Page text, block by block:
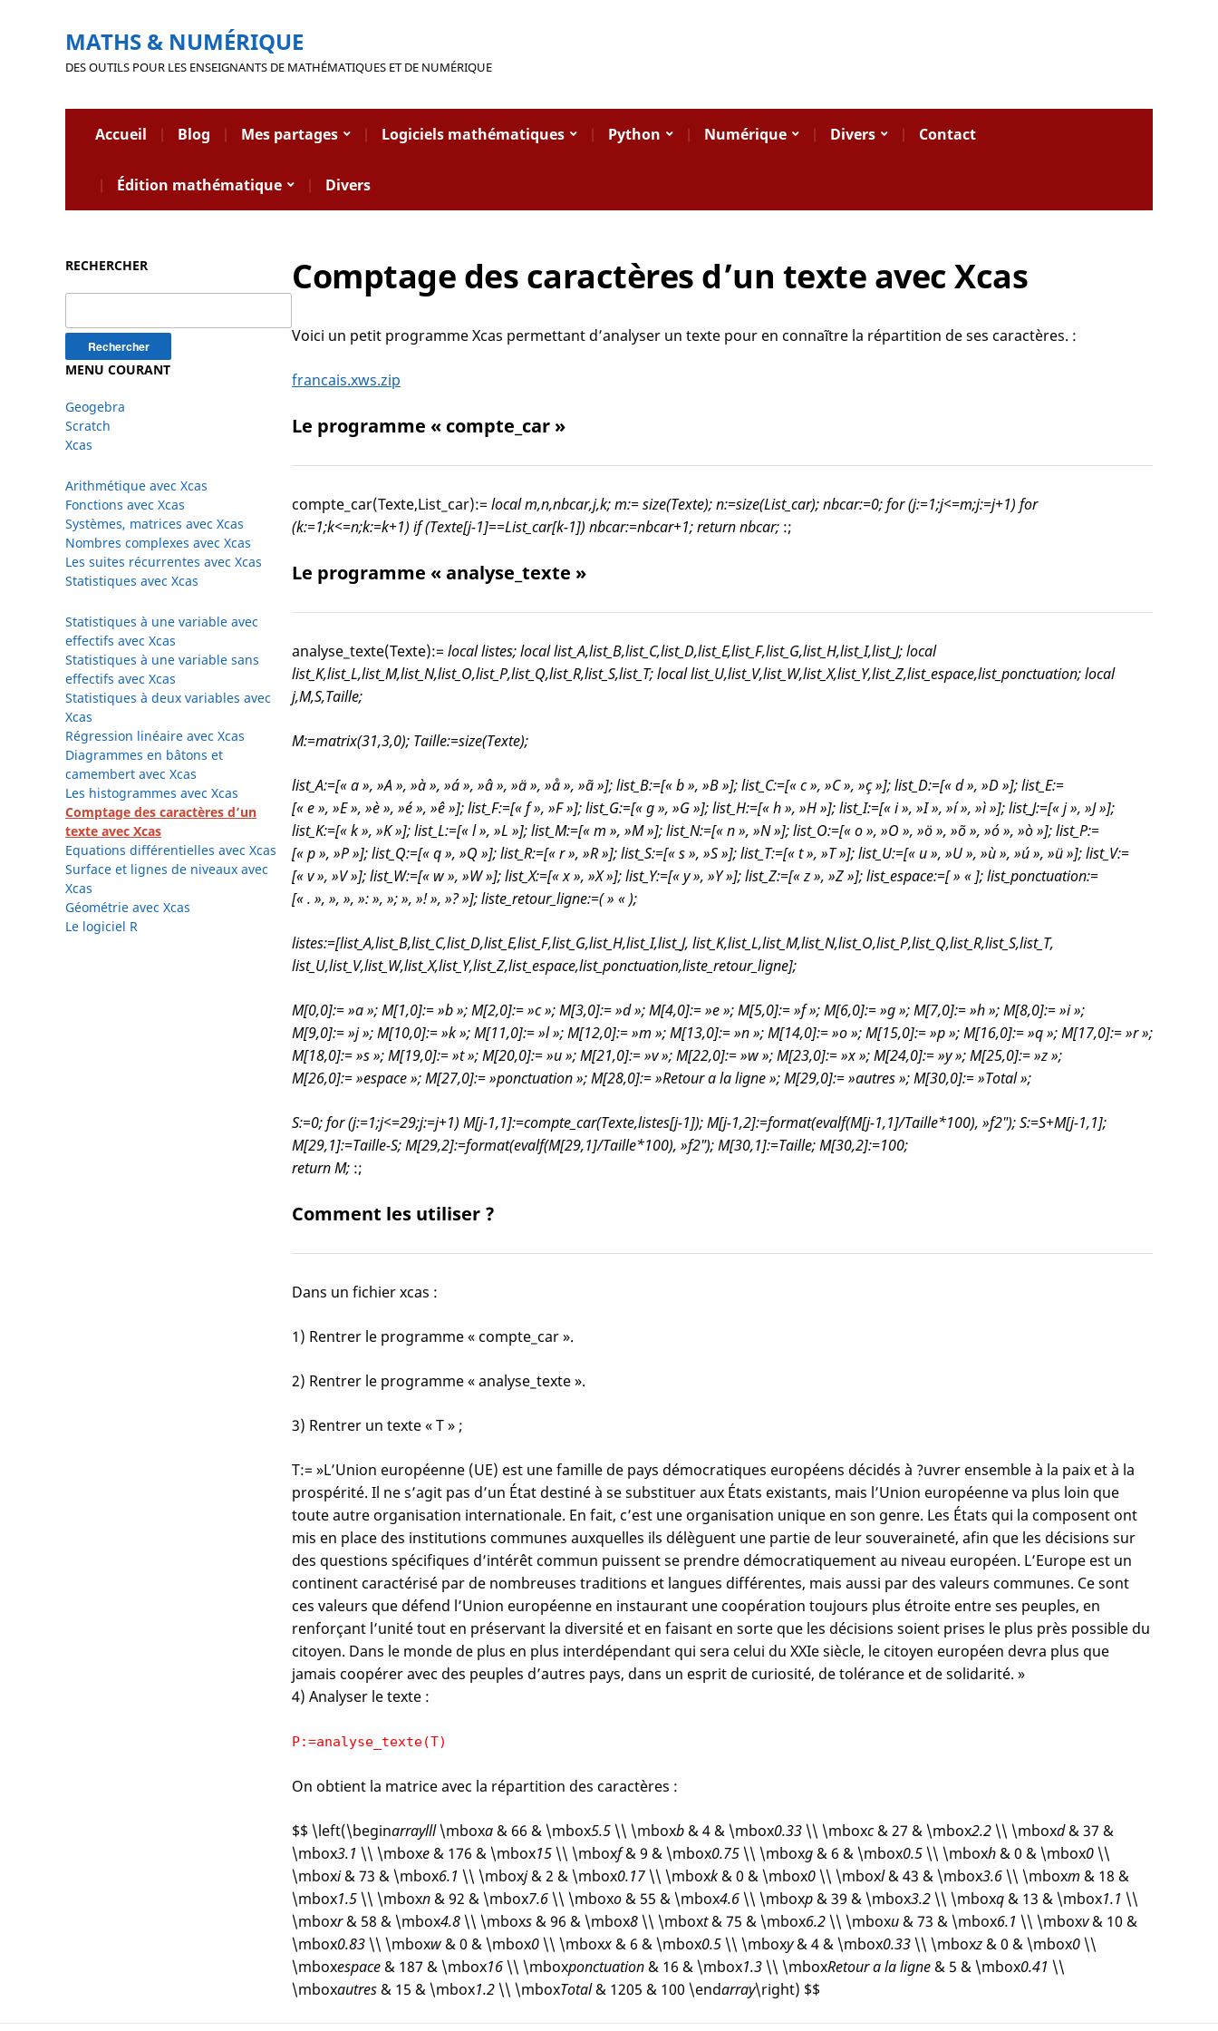
MATHS & NUMÉRIQUE
DES OUTILS POUR LES ENSEIGNANTS DE MATHÉMATIQUES ET DE NUMÉRIQUE
Accueil Blog Mes partages Logiciels mathématiques Python Numérique Divers Contact
Édition mathématique Divers
RECHERCHER
MENU COURANT
Geogebra
Scratch
Xcas
Arithmétique avec Xcas
Fonctions avec Xcas
Systèmes, matrices avec Xcas
Nombres complexes avec Xcas
Les suites récurrentes avec Xcas
Statistiques avec Xcas
Statistiques à une variable avec
effectifs avec Xcas
Statistiques à une variable sans
effectifs avec Xcas
Statistiques à deux variables avec
Xcas
Régression linéaire avec Xcas
Diagrammes en bâtons et
camembert avec Xcas
Les histogrammes avec Xcas
Comptage des caractères d’un
texte avec Xcas
Equations différentielles avec Xcas
Surface et lignes de niveaux avec
Xcas
Géométrie avec Xcas
Le logiciel R
Comptage des caractères d’un texte avec Xcas
Voici un petit programme Xcas permettant d’analyser un texte pour en connaĩtre la répartition de ses caractères. :
francais.xws.zip
Le programme « compte_car »
compte_car(Texte,List_car):= local m,n,nbcar,j,k; m:= size(Texte); n:=size(List_car); nbcar:=0; for (j:=1;j<=m;j:=j+1) for
(k:=1;k<=n;k:=k+1) if (Texte[j-1]==List_car[k-1]) nbcar:=nbcar+1;return nbcar; :;
Le programme « analyse_texte »
analyse_texte(Texte):= local listes; local list_A,list_B,list_C,list_D,list_E,list_F,list_G,list_H,list_I,list_J; local
list_K,list_L,list_M,list_N,list_O,list_P,list_Q,list_R,list_S,list_T; local list_U,list_V,list_W,list_X,list_Y,list_Z,list_espace,list_ponctuation; local
j,M,S,Taille;
M:=matrix(31,3,0); Taille:=size(Texte);
list_A:=[« a », »A », »à », »á », »â », »ä », »å », »ã »]; list_B:=[« b », »B »]; list_C:=[« c », »C », »ç »]; list_D:=[« d », »D »]; list_E:=
[« e », »E », »è », »é », »ê »]; list_F:=[« f », »F »]; list_G:=[« g », »G »]; list_H:=[« h », »H »]; list_I:=[« i », »I », »í », »ì »]; list_J:=[« j », »J »];
list_K:=[« k », »K »]; list_L:=[« l », »L »]; list_M:=[« m », »M »]; list_N:=[« n », »N »]; list_O:=[« o », »O », »ö », »õ », »ó », »ò »]; list_P:=
[« p », »P »]; list_Q:=[« q », »Q »]; list_R:=[« r », »R »]; list_S:=[« s », »S »]; list_T:=[« t », »T »]; list_U:=[« u », »U », »ù », »ú », »ü »]; list_V:=
[« v », »V »]; list_W:=[« w », »W »]; list_X:=[« x », »X »]; list_Y:=[« y », »Y »]; list_Z:=[« z », »Z »]; list_espace:=[ » « ]; list_ponctuation:=
[« . », », », »: », »; », »! », »? »]; liste_retour_ligne:=( » « );
listes:=[list_A,list_B,list_C,list_D,list_E,list_F,list_G,list_H,list_I,list_J, list_K,list_L,list_M,list_N,list_O,list_P,list_Q,list_R,list_S,list_T,
list_U,list_V,list_W,list_X,list_Y,list_Z,list_espace,list_ponctuation,liste_retour_ligne];
M[0,0]:= »a »; M[1,0]:= »b »; M[2,0]:= »c »; M[3,0]:= »d »; M[4,0]:= »e »; M[5,0]:= »f »; M[6,0]:= »g »; M[7,0]:= »h »; M[8,0]:= »i »;
M[9,0]:= »j »; M[10,0]:= »k »; M[11,0]:= »l »; M[12,0]:= »m »; M[13,0]:= »n »; M[14,0]:= »o »; M[15,0]:= »p »; M[16,0]:= »q »; M[17,0]:= »r »;
M[18,0]:= »s »; M[19,0]:= »t »; M[20,0]:= »u »; M[21,0]:= »v »; M[22,0]:= »w »; M[23,0]:= »x »; M[24,0]:= »y »; M[25,0]:= »z »;
M[26,0]:= »espace »; M[27,0]:= »ponctuation »; M[28,0]:= »Retour a la ligne »; M[29,0]:= »autres »; M[30,0]:= »Total »;
S:=0; for (j:=1;j<=29;j:=j+1) M[j-1,1]:=compte_car(Texte,listes[j-1]); M[j-1,2]:=format(evalf(M[j-1,1]/Taille*100), »f2″); S:=S+M[j-1,1];
M[29,1]:=Taille-S; M[29,2]:=format(evalf(M[29,1]/Taille*100), »f2″); M[30,1]:=Taille; M[30,2]:=100;
return M; :;
Comment les utiliser ?
Dans un fichier xcas :
1) Rentrer le programme « compte_car ».
2) Rentrer le programme « analyse_texte ».
3) Rentrer un texte « T » ;
T:= »L’Union européenne (UE) est une famille de pays démocratiques européens décidés à ?uvrer ensemble à la paix et à la
prospérité. Il ne s’agit pas d’un État destiné à se substituer aux États existants, mais l’Union européenne va plus loin que
toute autre organisation internationale. En fait, c’est une organisation unique en son genre. Les États qui la composent ont
mis en place des institutions communes auxquelles ils délèguent une partie de leur souveraineté, afin que les décisions sur
des questions spécifiques d’intérêt commun puissent se prendre démocratiquement au niveau européen. L’Europe est un
continent caractérisé par de nombreuses traditions et langues différentes, mais aussi par des valeurs communes. Ce sont
ces valeurs que défend l’Union européenne en instaurant une coopération toujours plus étroite entre ses peuples, en
renforçant l’unité tout en préservant la diversité et en faisant en sorte que les décisions soient prises le plus près possible du
citoyen. Dans le monde de plus en plus interdépendant qui sera celui du XXIe siècle, le citoyen européen devra plus que
jamais coopérer avec des peuples d’autres pays, dans un esprit de curiosité, de tolérance et de solidarité. »
4) Analyser le texte :
P:=analyse_texte(T)
On obtient la matrice avec la répartition des caractères :
$$ \left(\beginarraylll\mboxa& 66 & \mbox5.5\\ \mboxb& 4 & \mbox0.33\\ \mboxc& 27 & \mbox2.2\\ \mboxd& 37 &
\mbox3.1 \\ \mboxe& 176 & \mbox15\\ \mboxf& 9 & \mbox0.75\\ \mboxg& 6 & \mbox0.5\\ \mboxh& 0 & \mbox0\\
\mboxi& 73 & \mbox6.1 \\ \mboxj& 2 & \mbox0.17\\ \mboxk& 0 & \mbox0\\ \mboxl& 43 & \mbox3.6\\ \mboxm & 18 &
\mbox1.5\\ \mboxn& 92 & \mbox7.6\\ \mboxo& 55 & \mbox4.6\\ \mboxp& 39 & \mbox3.2\\ \mboxq& 13 & \mbox1.1 \\
\mboxr& 58 & \mbox4.8\\ \mboxs& 96 & \mbox8\\ \mboxt& 75 & \mbox6.2\\ \mboxu& 73 & \mbox6.1 \\ \mboxv& 10 &
\mbox0.83\\ \mboxw& 0 & \mbox0\\ \mboxx& 6 & \mbox0.5\\ \mboxy& 4 & \mbox0.33\\ \mboxz& 0 & \mbox0\\
\mboxespace& 187 & \mbox16\\ \mboxponctuation& 16 & \mbox1.3\\ \mboxRetour a la ligne& 5 & \mbox0.41 \\
\mboxautres& 15 & \mbox1.2\\ \mboxTotal& 1205 & 100 \endarray\right) $$